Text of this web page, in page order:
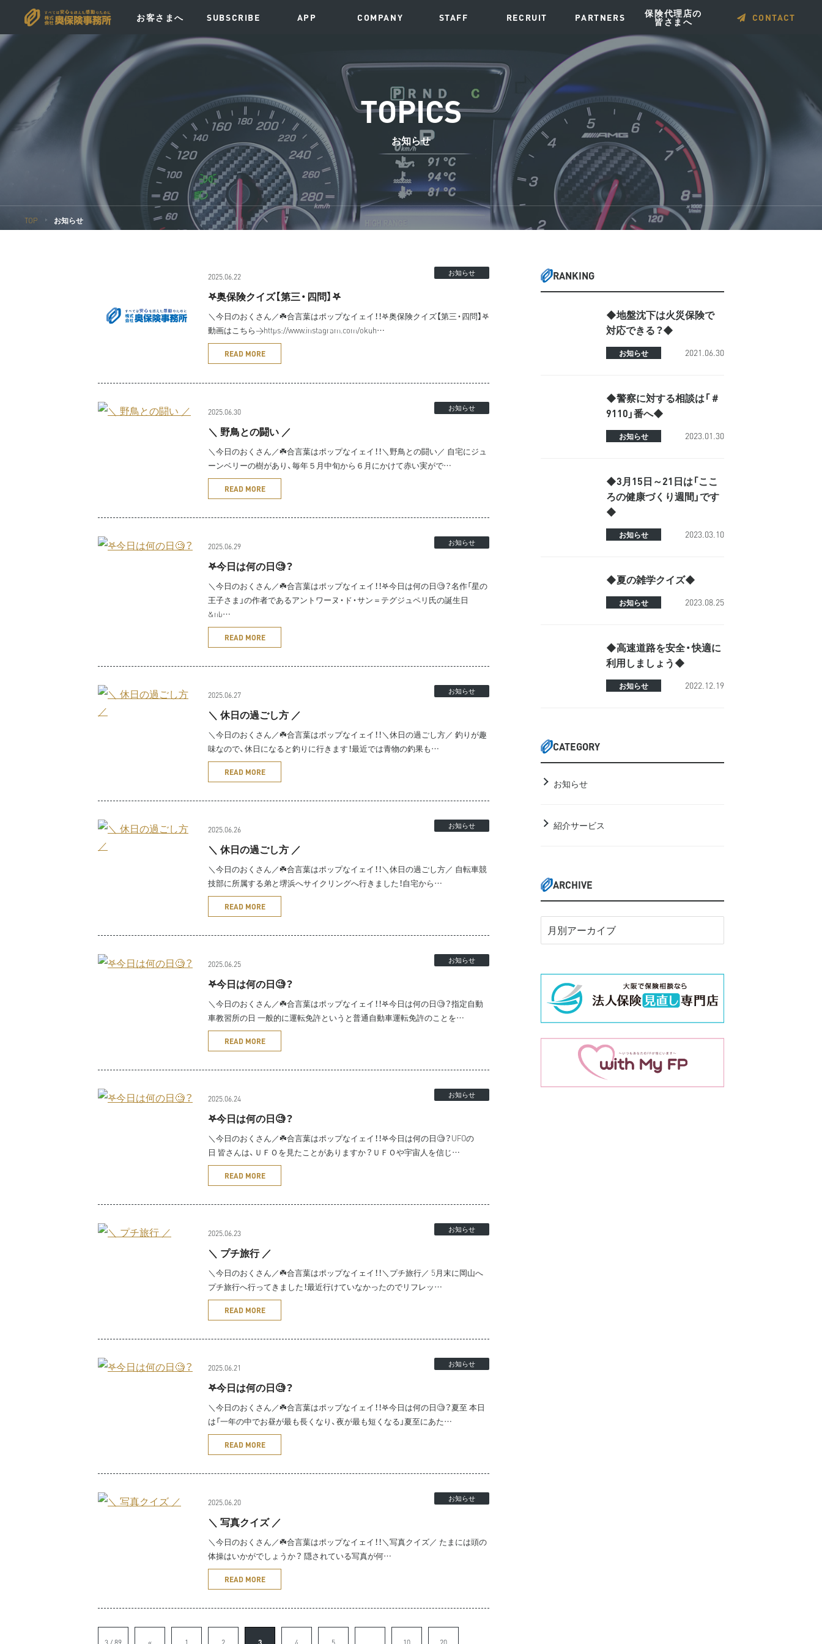
お客さまへ
VISION
SUBSCRIBE APP COMPANY STAFF RECRUIT PARTNERS 保険代理店の
皆さまへ CONTACT
TOPICS
お知らせ
TOP お知らせ
2025.06.22 お知らせ
𖤐奥保険クイズ【第三・四問】𖤐
＼今日のおくさん／☘️合言葉はポップなイェイ！！𖤐奥保険クイズ【第三・四問】𖤐
動画はこちら→https://www.instagram.com/okuh…
READ MORE
2025.06.30 お知らせ
＼ 野鳥との闘い ／
＼今日のおくさん／☘️合言葉はポップなイェイ！！＼野鳥との闘い／ 自宅にジュ
ーンベリーの樹があり、毎年５月中旬から６月にかけて赤い実がで…
READ MORE
2025.06.29 お知らせ
𖤐今日は何の日🧐？
＼今日のおくさん／☘️合言葉はポップなイェイ！！𖤐今日は何の日🧐？名作「星の
王子さま」の作者であるアントワーヌ・ド・サン＝テグジュペリ氏の誕生日
&nb…
READ MORE
2025.06.27 お知らせ
＼ 休日の過ごし方 ／
＼今日のおくさん／☘️合言葉はポップなイェイ！！＼休日の過ごし方／ 釣りが趣
味なので、休日になると釣りに行きます！最近では青物の釣果も…
READ MORE
2025.06.26 お知らせ
＼ 休日の過ごし方 ／
＼今日のおくさん／☘️合言葉はポップなイェイ！！＼休日の過ごし方／ 自転車競
技部に所属する弟と堺浜へサイクリングへ行きました！自宅から…
READ MORE
2025.06.25 お知らせ
𖤐今日は何の日🧐？
＼今日のおくさん／☘️合言葉はポップなイェイ！！𖤐今日は何の日🧐？指定自動
車教習所の日 一般的に運転免許というと普通自動車運転免許のことを…
READ MORE
2025.06.24 お知らせ
𖤐今日は何の日🧐？
＼今日のおくさん／☘️合言葉はポップなイェイ！！𖤐今日は何の日🧐？UFOの
日 皆さんは、ＵＦＯを見たことがありますか？ＵＦＯや宇宙人を信じ…
READ MORE
2025.06.23 お知らせ
＼ プチ旅行 ／
＼今日のおくさん／☘️合言葉はポップなイェイ！！＼プチ旅行／ 5月末に岡山へ
プチ旅行へ行ってきました！最近行けていなかったのでリフレッ…
READ MORE
2025.06.21 お知らせ
𖤐今日は何の日🧐？
＼今日のおくさん／☘️合言葉はポップなイェイ！！𖤐今日は何の日🧐？夏至 本日
は「一年の中でお昼が最も長くなり、夜が最も短くなる」夏至にあた…
READ MORE
2025.06.20 お知らせ
＼ 写真クイズ ／
＼今日のおくさん／☘️合言葉はポップなイェイ！！＼写真クイズ／ たまには頭の
体操はいかがでしょうか？ 隠されている写真が何…
READ MORE
RANKING
◆地盤沈下は火災保険で
対応できる？◆
お知らせ 2021.06.30
◆警察に対する相談は「＃
9110」番へ◆
お知らせ 2023.01.30
◆3月15日～21日は「ここ
ろの健康づくり週間」です
◆
お知らせ 2023.03.10
◆夏の雑学クイズ◆
お知らせ 2023.08.25
◆高速道路を安全・快適に
利用しましょう◆
お知らせ 2022.12.19
CATEGORY
お知らせ
紹介サービス
ARCHIVE